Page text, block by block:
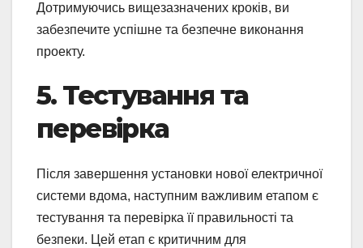
Дотримуючись вищезазначених кроків, ви
забезпечите успішне та безпечне виконання
проекту.
5. Тестування та
перевірка
Після завершення установки нової електричної
системи вдома, наступним важливим етапом є
тестування та перевірка її правильності та
безпеки. Цей етап є критичним для